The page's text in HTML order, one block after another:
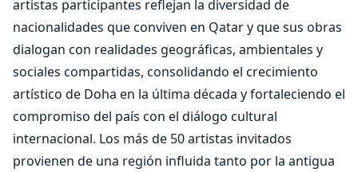
artistas participantes reflejan la diversidad de
nacionalidades que conviven en Qatar y que sus obras
dialogan con realidades geográficas, ambientales y
sociales compartidas, consolidando el crecimiento
artístico de Doha en la última década y fortaleciendo el
compromiso del país con el diálogo cultural
internacional. Los más de 50 artistas invitados
provienen de una región influida tanto por la antigua